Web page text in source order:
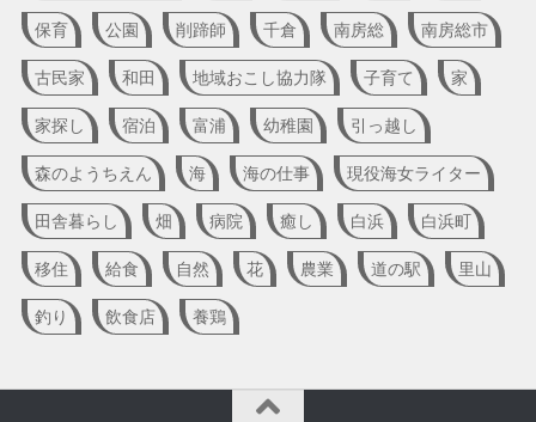
保育 公園 削蹄師 千倉 南房総 南房総市
古民家 和田 地域おこし協力隊 子育て 家
家探し 宿泊 富浦 幼稚園 引っ越し
森のようちえん 海 海の仕事 現役海女ライター
田舎暮らし 畑 病院 癒し 白浜 白浜町
移住 給食 自然 花 農業 道の駅 里山
釣り 飲食店 養鶏